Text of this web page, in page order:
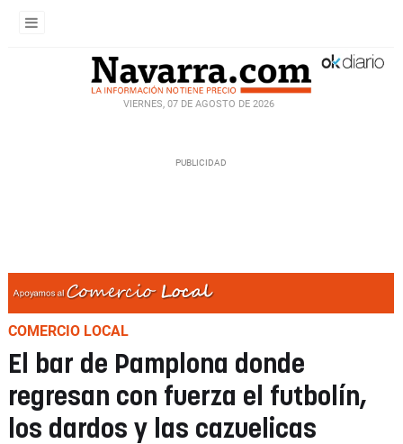
VIERNES, 07 DE AGOSTO DE 2026
COMERCIO LOCAL
El bar de Pamplona donde
regresan con fuerza el futbolín,
los dardos y las cazuelicas